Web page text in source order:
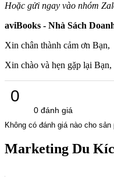
Hoặc gửi ngay vào nhóm
aviBooks - Nhà Sách
Xin chân thành cảm ơn Bạn,
Xin chào và hẹn gặp lại Bạn,
0
0 đánh giá
Không có đánh giá nào cho sản
Marketing Du